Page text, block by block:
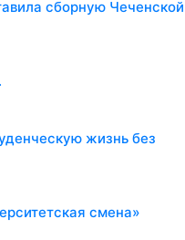
сборную Чеченской
жизнь без
смена»